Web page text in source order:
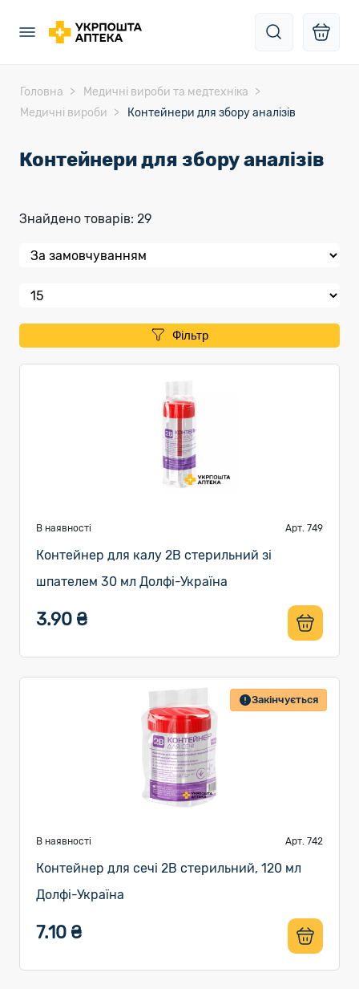
Головна
Медичні вироби та медтехніка
Медичні вироби
Контейнери для збору аналізів
Контейнери для збору аналізів
Знайдено товарів: 29
Фільтр
В наявності Арт. 749
Контейнер для калу 2В стерильний зі
шпателем 30 мл Долфі-Україна
3.90 ₴
Закінчується
В наявності Арт. 742
Контейнер для сечі 2В стерильний, 120 мл
Долфі-Україна
7.10 ₴